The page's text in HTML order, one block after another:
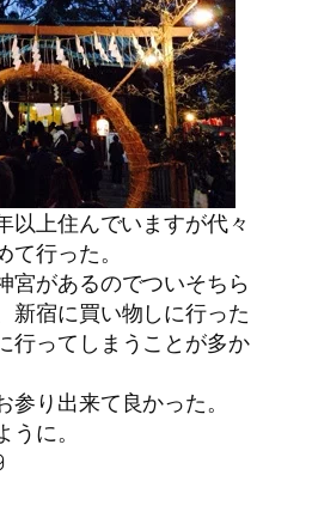
以上住んでいますが代々
行った。
宮があるのでついそちら
新宿に買い物しに行った
行ってしまうことが多か
り出来て良かった。
に。